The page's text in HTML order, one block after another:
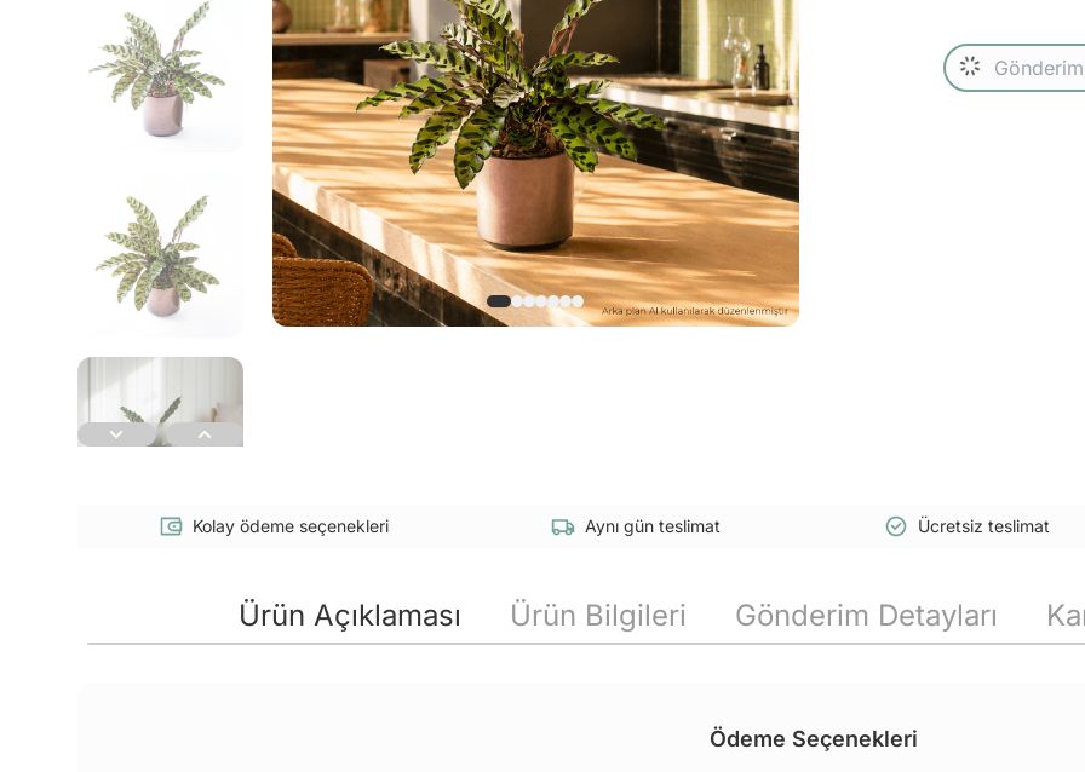
Kolay ödeme seçenekleri Aynı gün teslimat Ücretsiz teslimat
Ürün Açıklaması Ürün Bilgileri Gönderim Detayları
Ödeme Seçenekleri